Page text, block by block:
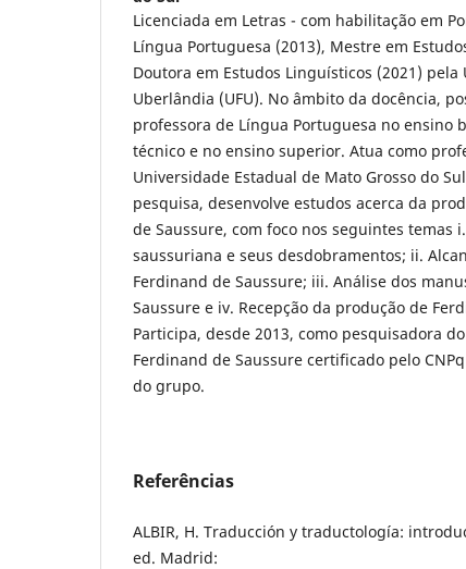
Licenciada em Letras - com habilitação em
Língua Portuguesa (2013), Mestre em
Doutora em Estudos Linguísticos (2021)
Uberlândia (UFU). No âmbito da docência,
professora de Língua Portuguesa no ensino
técnico e no ensino superior. Atua como
Universidade Estadual de Mato Grosso do
pesquisa, desenvolve estudos acerca da
de Saussure, com foco nos seguintes temas
saussuriana e seus desdobramentos; ii.
Ferdinand de Saussure; iii. Análise dos
Saussure e iv. Recepção da produção de
Participa, desde 2013, como pesquisadora
Ferdinand de Saussure certificado pelo
do grupo.
Referências
ALBIR, H. Traducción y traductología:
ed. Madrid: